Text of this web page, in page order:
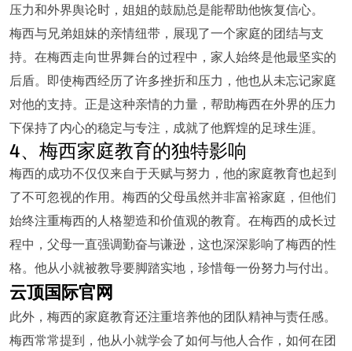
压力和外界舆论时，姐姐的鼓励总是能帮助他恢复信心。
梅西与兄弟姐妹的亲情纽带，展现了一个家庭的团结与支
持。在梅西走向世界舞台的过程中，家人始终是他最坚实的
后盾。即使梅西经历了许多挫折和压力，他也从未忘记家庭
对他的支持。正是这种亲情的力量，帮助梅西在外界的压力
下保持了内心的稳定与专注，成就了他辉煌的足球生涯。
4、梅西家庭教育的独特影响
梅西的成功不仅仅来自于天赋与努力，他的家庭教育也起到
了不可忽视的作用。梅西的父母虽然并非富裕家庭，但他们
始终注重梅西的人格塑造和价值观的教育。在梅西的成长过
程中，父母一直强调勤奋与谦逊，这也深深影响了梅西的性
格。他从小就被教导要脚踏实地，珍惜每一份努力与付出。
云顶国际官网
此外，梅西的家庭教育还注重培养他的团队精神与责任感。
梅西常常提到，他从小就学会了如何与他人合作，如何在团